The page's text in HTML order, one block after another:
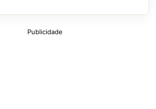
Publicidade